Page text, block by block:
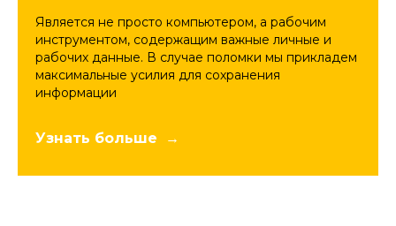
Является не просто компьютером, а рабочим
инструментом, содержащим важные личные и
рабочих данные. В случае поломки мы прикладем
максимальные усилия для сохранения
информации
Узнать больше